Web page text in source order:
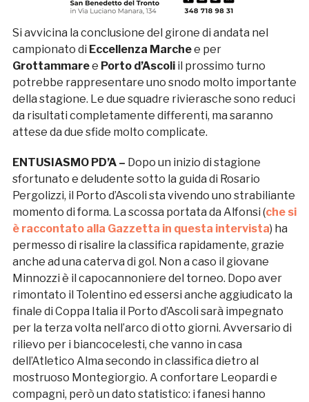
Si avvicina la conclusione del girone di andata nel
campionato di Eccellenza Marchee per
Grottammaree Porto d’Ascoliil prossimo turno
potrebbe rappresentare uno snodo molto importante
della stagione. Le due squadre rivierasche sono reduci
da risultati completamente differenti, ma saranno
attese da due sfide molto complicate.
ENTUSIASMO PD’A – Dopo un inizio di stagione
sfortunato e deludente sotto la guida di Rosario
Pergolizzi, il Porto d’Ascoli sta vivendo uno strabiliante
momento di forma. La scossa portata da Alfonsi (che si
è raccontato alla Gazzetta in questa intervista) ha
permesso di risalire la classifica rapidamente, grazie
anche ad una caterva di gol. Non a caso il giovane
Minnozzi è il capocannoniere del torneo. Dopo aver
rimontato il Tolentino ed essersi anche aggiudicato la
finale di Coppa Italia il Porto d’Ascoli sarà impegnato
per la terza volta nell’arco di otto giorni. Avversario di
rilievo per i biancocelesti, che vanno in casa
dell’Atletico Alma secondo in classifica dietro al
mostruoso Montegiorgio. A confortare Leopardi e
compagni, però un dato statistico: i fanesi hanno